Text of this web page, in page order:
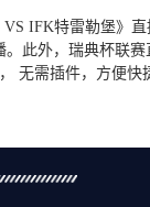
VS IFK特雷勒堡》
此外，瑞典杯联
无需插件，方便快